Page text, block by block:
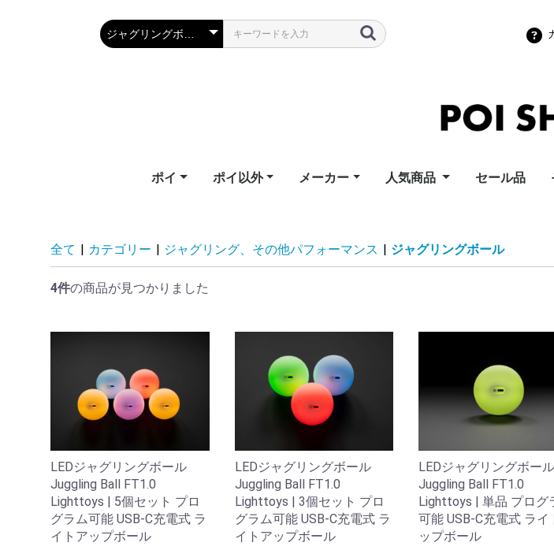
ポイ ポイ以外 メーカー 人気商品 セール品
全て | カテゴリー | ジャグリング、その他パフォーマンス | ジャグリングボール
4件の商品が見つかりました
LEDジャグリングボール
Juggling Ball FT1.0
Lighttoys | 5個セット プロ
グラム可能 USB-C充電式 ラ
イトアップボール
LEDジャグリングボール
Juggling Ball FT1.0
Lighttoys | 3個セット プロ
グラム可能 USB-C充電式 ラ
イトアップボール
LEDジャグリングボール
Juggling Ball FT1.0
Lighttoys | 単品 プログ
可能 USB-C充電式 ライ
ップボール